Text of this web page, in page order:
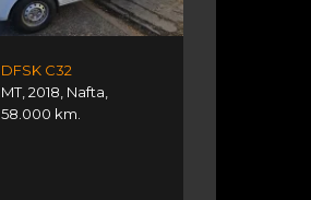
DFSK C32
MT,2018, Nafta,
58.000 km.